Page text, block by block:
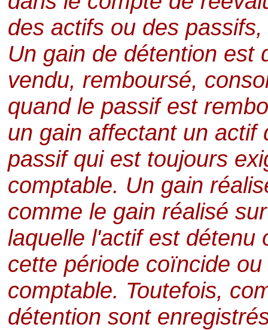
des actifs ou des
Un gain de détention est
vendu, remboursé,
quand le passif est
un gain affectant un actif
passif qui est toujours
comptable. Un gain
comme le gain réalisé
laquelle l'actif est détenu
cette période coïncide
comptable. Toutefois,
détention sont